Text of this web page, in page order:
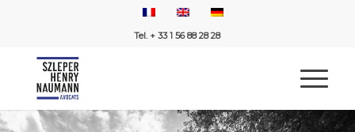
Tel. + 33 1 56 88 28 28